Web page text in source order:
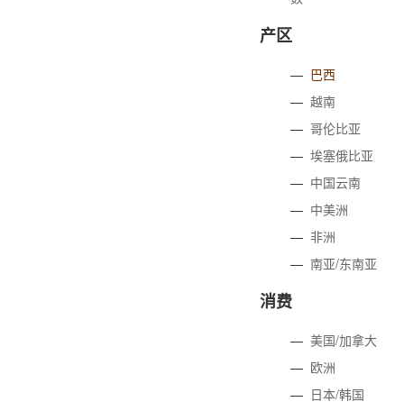
产区
— 巴西
—越南
—哥伦比亚
—埃塞俄比亚
— 中国云南
— 中美洲
—非洲
—南亚/东南亚
消费
—美国/加拿大
— 欧洲
— 日本/韩国